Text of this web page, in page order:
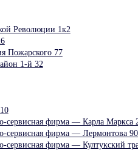
Революции 1к2
Пожарского 77
1-й 32
сервисная фирма — Карла Маркса
сервисная фирма — Лермонтова
сервисная фирма — Култукский